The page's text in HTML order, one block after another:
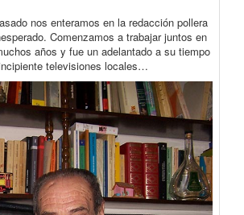
nos enteramos en la redacción pollera
Comenzamos a trabajar juntos en
años y fue un adelantado a su tiempo
televisiones locales…